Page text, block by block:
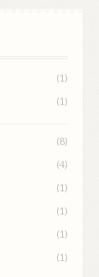
(1)
(1)
(8)
(4)
(1)
(1)
(1)
(1)